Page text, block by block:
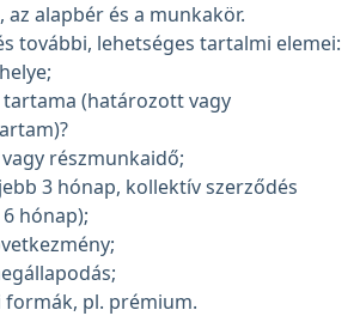
az alapbér és a munkakör.
további, lehetséges tartalmi elemei:
(határozott vagy
részmunkaidő;
3 hónap, kollektív szerződés
hónap);
formák, pl. prémium.